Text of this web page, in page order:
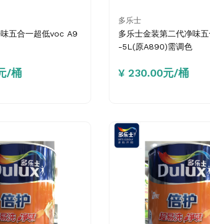
五合一超低voc A9
/桶
多乐士
多乐士金装第二代净味五
-5L(原A890)需调色
¥ 230.00元/桶